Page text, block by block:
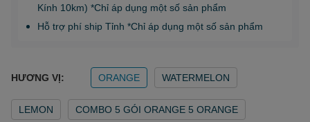
Kính 10km) *Chỉ áp dụng một số sản phẩm
Hỗ trợ phí ship Tỉnh *Chỉ áp dụng một số sản phẩm
HƯƠNG VỊ: ORANGE WATERMELON
LEMON COMBO 5 GÓI ORANGE 5 ORANGE